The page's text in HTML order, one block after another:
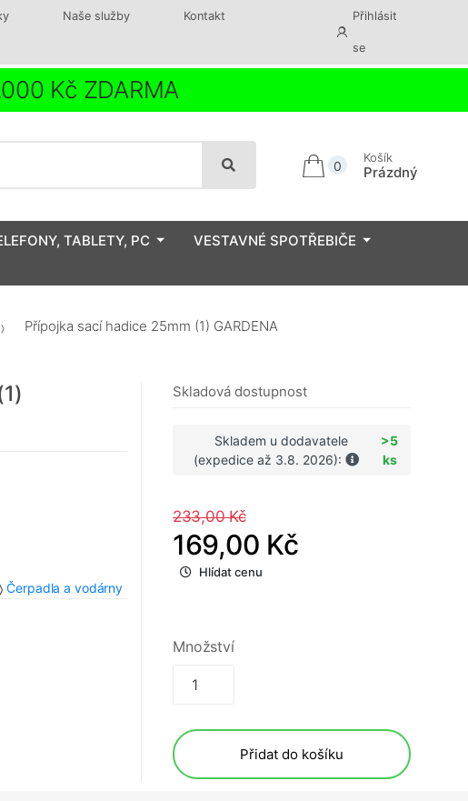
Naše služby Kontakt Přihlásit
se
Kč ZDARMA
0
Košík
Prázdný
TABLETY, PC
VESTAVNÉ SPOTŘEBIČE
Přípojka sací hadice 25mm (1) GARDENA
Čerpadla a vodárny
Skladová dostupnost
Skladem u dodavatele
(expedice až 3.8. 2026):
>5
ks
233,00 Kč
169,00 Kč
Hlídat cenu
Množství
Přidat do košíku